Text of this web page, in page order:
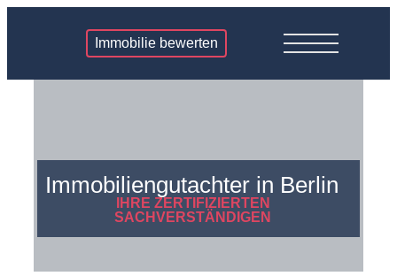
Immobilie bewerten
Immobiliengutachter in Berlin
IHRE ZERTIFIZIERTEN
SACHVERSTÄNDIGEN